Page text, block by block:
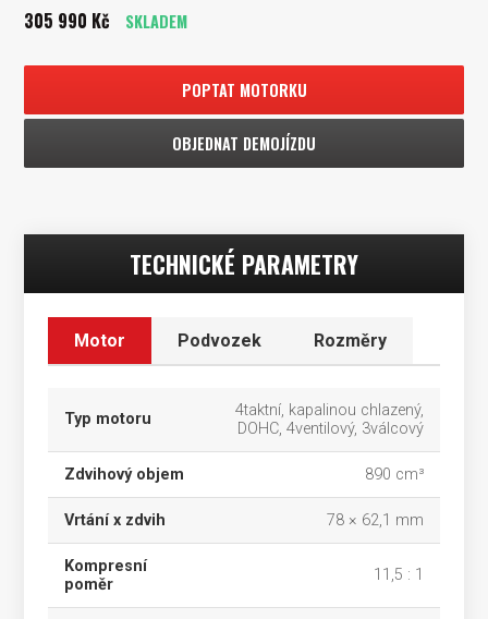
305 990 Kč SKLADEM
POPTAT MOTORKU
OBJEDNAT DEMOJÍZDU
TECHNICKÉ PARAMETRY
Motor Podvozek Rozměry
Typ motoru
4taktní, kapalinou chlazený,
DOHC, 4ventilový, 3válcový
Zdvihový objem 890 cm³
Vrtání x zdvih 78 × 62,1 mm
Kompresní
poměr
11,5 : 1